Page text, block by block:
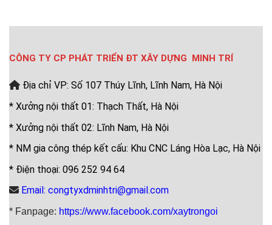
CÔNG TY CP PHÁT TRIỂN ĐT XÂY DỰNG MINH TRÍ
Địa chỉ VP: Số 107 Thúy Lĩnh, Lĩnh Nam, Hà Nội
* Xưởng nội thất 01: Thạch Thất, Hà Nội
* Xưởng nội thất 02: Lĩnh Nam, Hà Nội
* NM gia công thép kết cấu: Khu CNC Láng Hòa Lạc, Hà Nội
* Điện thoại: 096 252 94 64
Email: congtyxdminhtri@gmail.com
* Fanpage: https://www.facebook.com/xaytrongoi